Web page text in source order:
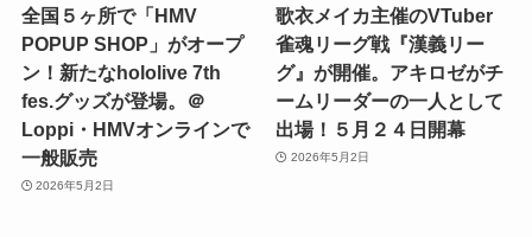
全国５ヶ所で「HMV
POPUP SHOP」がオープ
ン！新たなhololive 7th
fes.グッズが登場。＠
Loppi・HMVオンラインで
一般販売
2026年5月2日
歌衣メイカ主催のVTuber
雀魂リーグ戦『漢義リー
グ』が開催。アキロゼがチ
ームリーダーの一人として
出場！５月２４日開幕
2026年5月2日